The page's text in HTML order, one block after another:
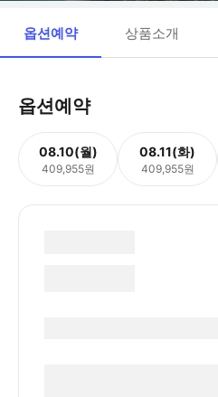
옵션예약 상품소개
옵션예약
08.10(월)
409,955원
08.11(화)
409,955원